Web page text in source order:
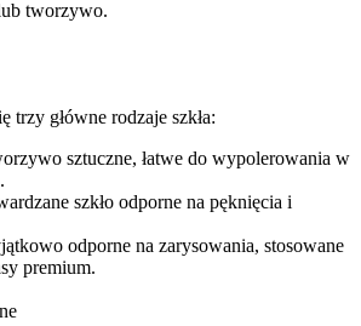
tworzywo.
trzy główne rodzaje szkła:
sztuczne, łatwe do wypolerowania w
szkło odporne na pęknięcia i
odporne na zarysowania, stosowane
premium.